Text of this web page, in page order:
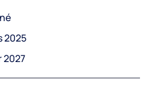
2025
2027